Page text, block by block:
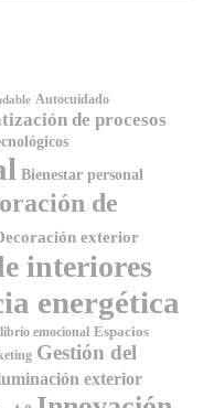
Autocuidado
de procesos
Bienestar personal
de
exterior
interiores
energética
emocional Espacios
Gestión del
exterior